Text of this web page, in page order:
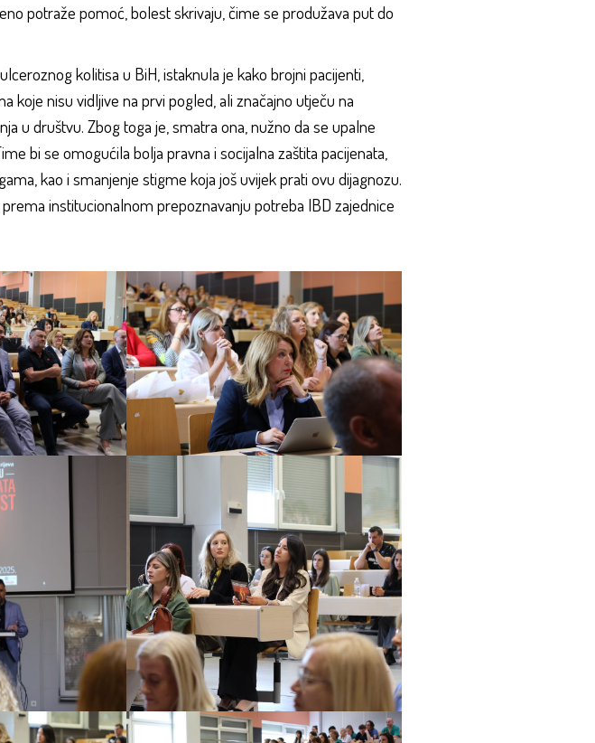
potraže pomoć, bolest skrivaju, čime se produžava put do
kolitisa u BiH, istaknula je kako brojni pacijenti,
koje nisu vidljive na prvi pogled, ali značajno utječu na
u društvu. Zbog toga je, smatra ona, nužno da se upalne
bi se omogućila bolja pravna i socijalna zaštita pacijenata,
kao i smanjenje stigme koja još uvijek prati ovu dijagnozu.
institucionalnom prepoznavanju potreba IBD zajednice